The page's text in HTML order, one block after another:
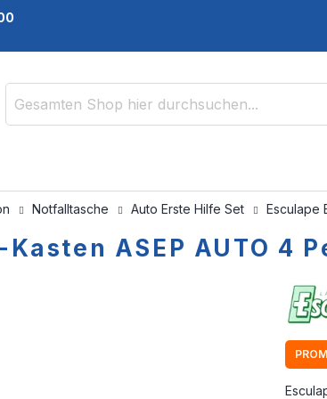
Notfalltasche Auto Erste Hilfe Set Esculape
ASEP AUTO 4